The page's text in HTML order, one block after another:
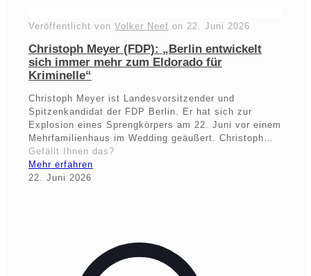
Veröffentlicht von Volker Neef on 22. Juni 2026
Christoph Meyer (FDP): „Berlin entwickelt
sich immer mehr zum Eldorado für
Kriminelle“
Christoph Meyer ist Landesvorsitzender und
Spitzenkandidat der FDP Berlin. Er hat sich zur
Explosion eines Sprengkörpers am 22. Juni vor einem
Mehrfamilienhaus im Wedding geäußert. Christoph…
Gefällt Ihnen das?
Mehr erfahren
22. Juni 2026